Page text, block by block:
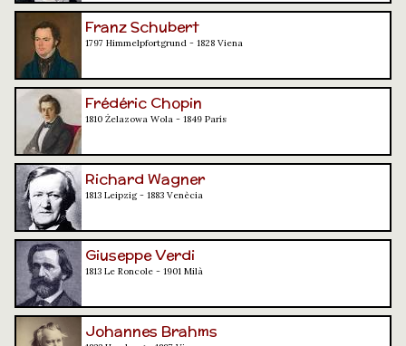
Franz Schubert
1797 Himmelpfortgrund - 1828 Viena
Frédéric Chopin
1810 Żelazowa Wola - 1849 París
Richard Wagner
1813 Leipzig - 1883 Venècia
Giuseppe Verdi
1813 Le Roncole - 1901 Milà
Johannes Brahms